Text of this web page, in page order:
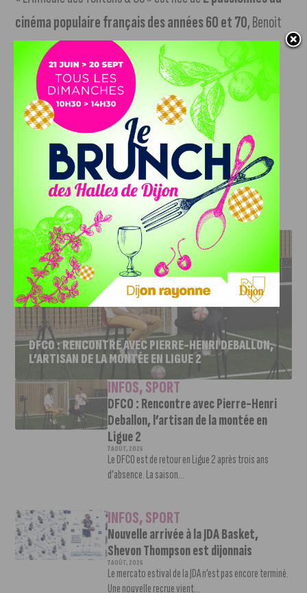
cinéma populaire français des années 60 et 70, Benoit
Chervin et Hugues Galli. Ensemble, ils ont décidé de
promouvoir les films qui ont marqué cette époque en
organisant divers événementscomme des ciné-clubs,
des rencontres littéraires ou musicales. L’association
recherche de nouveaux membres passionnés et des lieux
pour organiser des projections de films.
J'AIME LE DFCO
DFCO : RENCONTRE AVEC PIERRE-HENRI DEBALLON,
L’ARTISAN DE LA MONTÉE EN LIGUE 2
INFOS,SPORT
DFCO : Rencontre avec Pierre-Henri
Deballon, l’artisan de la montée en
Ligue 2
7 AOÛT, 2026
Le DFCO est de retour en Ligue 2 après trois ans
d’absence. La saison...
INFOS,SPORT
Nouvelle arrivée à la JDA Basket,
Shevon Thompson est dijonnais
7 AOÛT, 2026
Le mercato estival de la JDA n’est pas encore terminé.
Une nouvelle recrue vient...